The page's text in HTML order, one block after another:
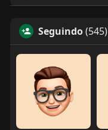
Seguindo(545)